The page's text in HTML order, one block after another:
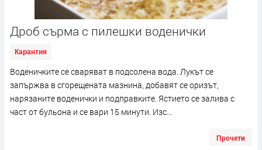
Дроб сърма с пилешки воденички
Карантия
Воденичките се сваряват в подсолена вода. Лукът се
запържва в сгорещената мазнина, добавят се оризът,
нарязаните воденички и подправките. Ястието се залива с
част от бульона и се вари 15 минути. Изс...
Прочети